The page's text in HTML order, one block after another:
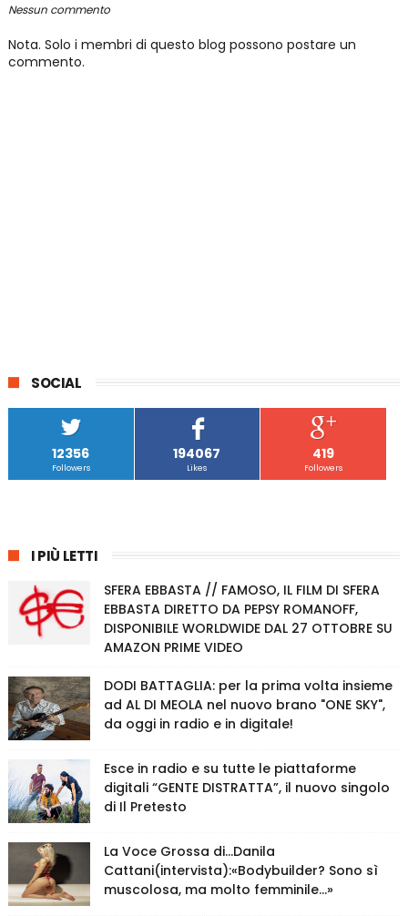
Nessun commento
Nota. Solo i membri di questo blog possono postare un
commento.
SOCIAL
12356
Followers
194067
Likes
419
Followers
I PIÙ LETTI
SFERA EBBASTA // FAMOSO, IL FILM DI SFERA
EBBASTA DIRETTO DA PEPSY ROMANOFF,
DISPONIBILE WORLDWIDE DAL 27 OTTOBRE SU
AMAZON PRIME VIDEO
DODI BATTAGLIA: per la prima volta insieme
ad AL DI MEOLA nel nuovo brano "ONE SKY",
da oggi in radio e in digitale!
Esce in radio e su tutte le piattaforme
digitali “GENTE DISTRATTA”, il nuovo singolo
di Il Pretesto
La Voce Grossa di…Danila
Cattani(intervista):«Bodybuilder? Sono sì
muscolosa, ma molto femminile…»